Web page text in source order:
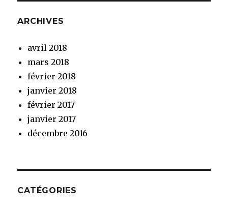
ARCHIVES
avril 2018
mars 2018
février 2018
janvier 2018
février 2017
janvier 2017
décembre 2016
CATÉGORIES